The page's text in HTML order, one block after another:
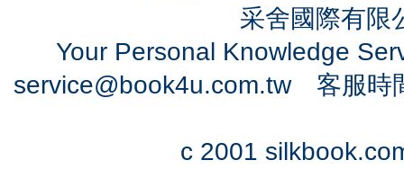
采舍國際有
Your Personal Knowledge
service@book4u.com.tw客服時
c 2001